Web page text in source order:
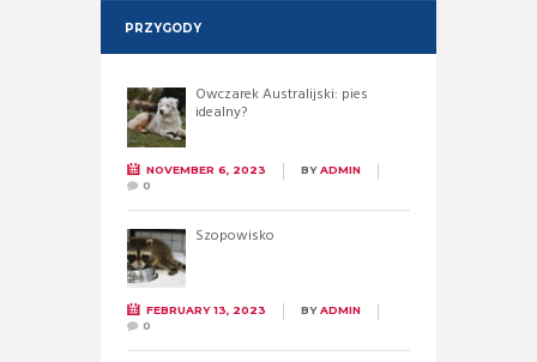
PRZYGODY
Owczarek Australijski: pies
idealny?
NOVEMBER 6, 2023 BYADMIN
0
Szopowisko
FEBRUARY 13, 2023 BYADMIN
0